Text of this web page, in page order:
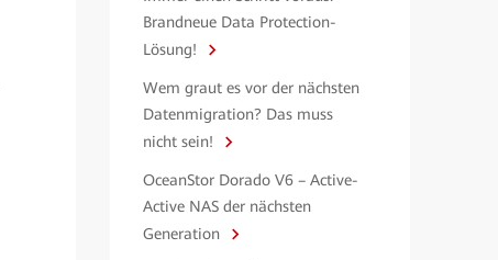
Brandneue Data Protection-
Lösung!
Wem graut es vor der nächsten
Datenmigration? Das muss
nicht sein!
OceanStor Dorado V6 – Active-
Active NAS der nächsten
Generation